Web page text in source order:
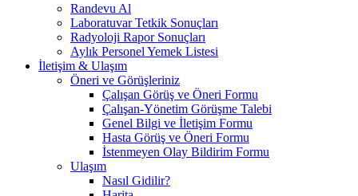
Randevu Al
Laboratuvar Tetkik Sonuçları
Radyoloji Rapor Sonuçları
Aylık Personel Yemek Listesi
İletişim & Ulaşım
Öneri ve Görüşleriniz
Çalışan Görüş ve Öneri Formu
Çalışan-Yönetim Görüşme Talebi
Genel Bilgi ve İletişim Formu
Hasta Görüş ve Öneri Formu
İstenmeyen Olay Bildirim Formu
Ulaşım
Nasıl Gidilir?